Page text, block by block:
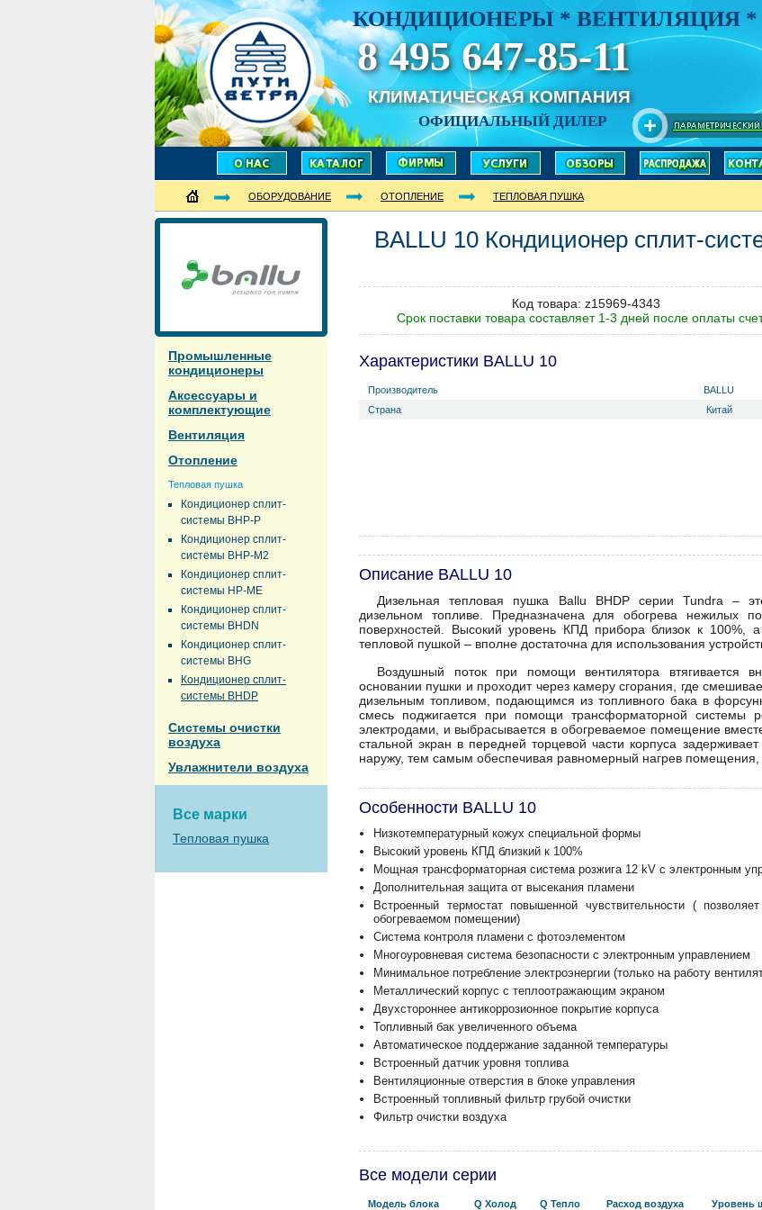
КОНДИЦИОНЕРЫ * ВЕНТИЛЯЦИЯ
8 495 647-85-11
КЛИМАТИЧЕСКАЯ КОМПАНИЯ
ОФИЦИАЛЬНЫЙ ДИЛЕР
ОБОРУДОВАНИЕ ОТОПЛЕНИЕ ТЕПЛОВАЯ ПУШКА
Промышленные
кондиционеры
Аксессуары и
комплектующие
Вентиляция
Отопление
Тепловая пушка
Кондиционер сплит-
системы BHP-P
Кондиционер сплит-
системы BHP-M2
Кондиционер сплит-
системы HP-ME
Кондиционер сплит-
системы BHDN
Кондиционер сплит-
системы BHG
Кондиционер сплит-
системы BHDP
Системы очистки
воздуха
Увлажнители воздуха
Все марки
Тепловая пушка
BALLU 10Кондиционер сплит-
Код товара: z15969-4343
Срок поставки товара составляет 1-3 дней после оплаты
Характеристики BALLU 10
Производитель
BALLU
Страна
Китай
Описание BALLU 10
Дизельная тепловая пушка Ballu BHDP серии Tundra –
дизельном топливе. Предназначена для обогрева нежилых
поверхностей. Высокий уровень КПД прибора близок к 100%,
тепловой пушкой – вполне достаточна для использования
Воздушный поток при помощи вентилятора втягивается
основании пушки и проходит через камеру сгорания, где
дизельным топливом, подающимся из топливного бака в
смесь поджигается при помощи трансформаторной системы
электродами, и выбрасывается в обогреваемое помещение
стальной экран в передней торцевой части корпуса
наружу, тем самым обеспечивая равномерный нагрев помещения,
Особенности BALLU 10
Низкотемпературный кожух специальной формы
Высокий уровень КПД близкий к 100%
Мощная трансформаторная система розжига 12 kV с электронным
Дополнительная защита от высекания пламени
Встроенный термостат повышенной чувствительности (
обогреваемом помещении)
Система контроля пламени с фотоэлементом
Многоуровневая система безопасности с электронным управлением
Минимальное потребление электроэнергии (только на работу
Металлический корпус с теплоотражающим экраном
Двухстороннее антикоррозионное покрытие корпуса
Топливный бак увеличенного объема
Автоматическое поддержание заданной температуры
Встроенный датчик уровня топлива
Вентиляционные отверстия в блоке управления
Встроенный топливный фильтр грубой очистки
Фильтр очистки воздуха
Все модели серии
Модель блока
Q Холод
Q Тепло
Расход воздуха
Уровень